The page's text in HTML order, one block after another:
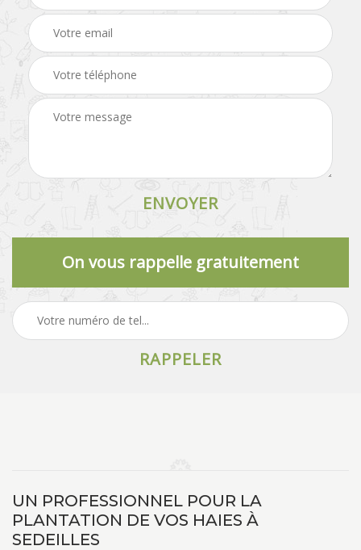
On vous rappelle gratuitement
UN PROFESSIONNEL POUR LA
PLANTATION DE VOS HAIES À
SEDEILLES